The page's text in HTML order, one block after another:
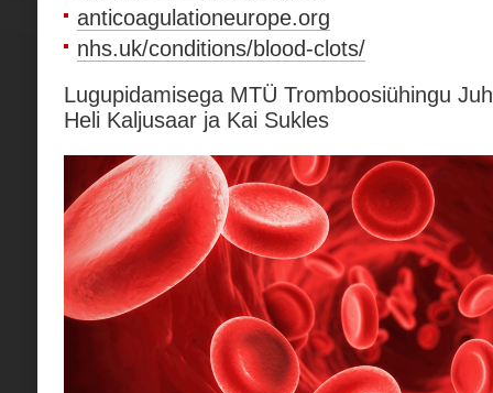
anticoagulationeurope.org
nhs.uk/conditions/blood-clots/
Lugupidamisega MTÜ Tromboosiühingu
Heli Kaljusaar ja Kai Sukles